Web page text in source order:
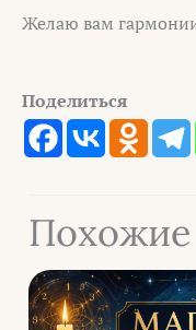
Желаю вам
Поделиться